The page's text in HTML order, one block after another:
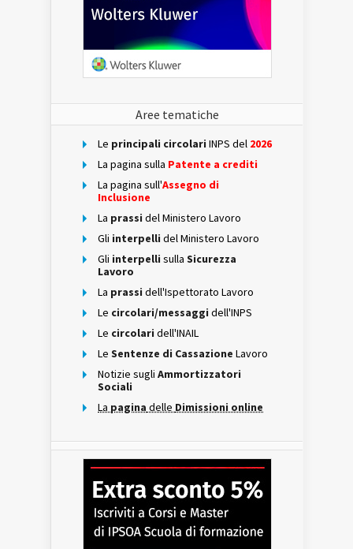
Aree tematiche
Le principali circolari INPS del 2026
La pagina sulla Patente a crediti
La pagina sull'Assegno di
Inclusione
La prassi del Ministero Lavoro
Gli interpelli del Ministero Lavoro
Gli interpelli sulla Sicurezza
Lavoro
La prassi dell'Ispettorato Lavoro
Le circolari/messaggi dell'INPS
Le circolari dell'INAIL
Le Sentenze di Cassazione Lavoro
Notizie sugli Ammortizzatori
Sociali
La pagina delle Dimissioni online